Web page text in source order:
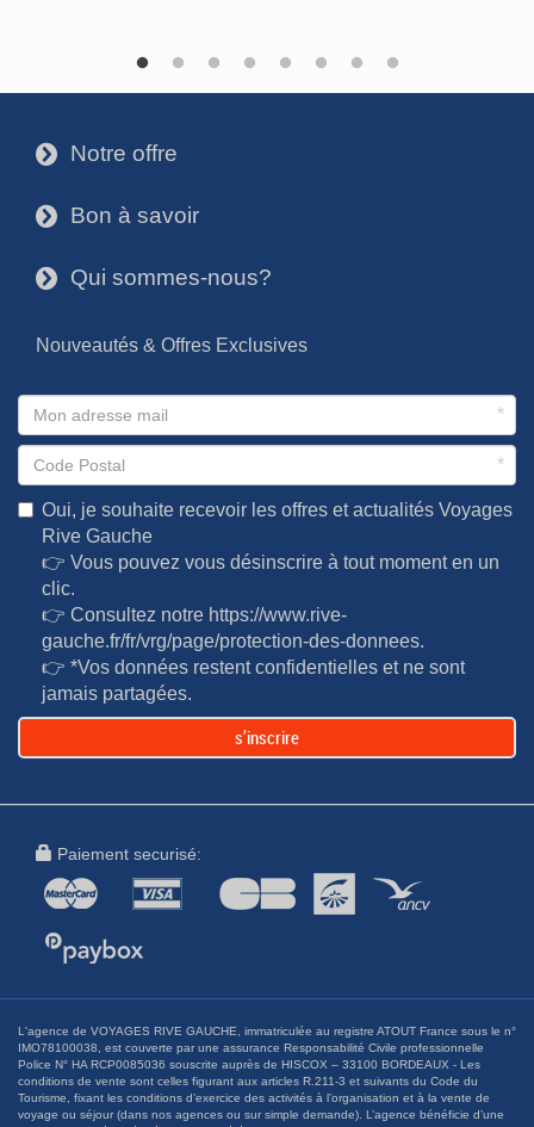
3 Notre offre
3 Bon à savoir
3 Qui sommes-nous?
Nouveautés & Offres Exclusives
*
*
Oui, je souhaite recevoir les offres et actualités Voyages
Rive Gauche
👉 Vous pouvez vous désinscrire à tout moment en un
clic.
👉 Consultez notre https://www.rive-
gauche.fr/fr/vrg/page/protection-des-donnees.
👉 *Vos données restent confidentielles et ne sont
jamais partagées.
s’inscrire
Paiement securisé:
L'agence de VOYAGES RIVE GAUCHE, immatriculée au registre ATOUT France sous le n°
IMO78100038, est couverte par une assurance Responsabilité Civile professionnelle
Police N° HA RCP0085036 souscrite auprès de HISCOX – 33100 BORDEAUX - Les
conditions de vente sont celles figurant aux articles R.211-3 et suivants du Code du
Tourisme, fixant les conditions d’exercice des activités à l’organisation et à la vente de
voyage ou séjour (dans nos agences ou sur simple demande). L’agence bénéficie d’une